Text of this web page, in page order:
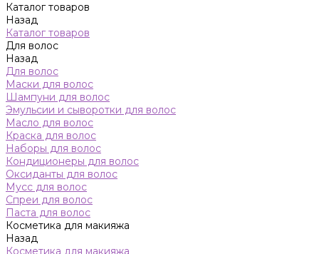
Каталог товаров
Назад
Каталог товаров
Для волос
Назад
Для волос
Маски для волос
Шампуни для волос
Эмульсии и сыворотки для волос
Масло для волос
Краска для волос
Наборы для волос
Кондиционеры для волос
Оксиданты для волос
Мусс для волос
Спреи для волос
Паста для волос
Косметика для макияжа
Назад
Косметика для макияжа